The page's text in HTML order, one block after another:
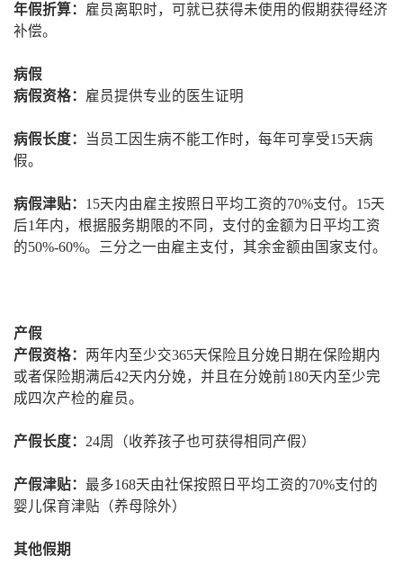
年假折算： 雇员离职时，可就已获得未使用的假期获得经济
补偿。
病假
病假资格： 雇员提供专业的医生证明
病假长度：
当员工因生病不能工作时，每年可享受15天病
假。
病假津贴： 15天内由雇主按照日平均工资的70%支付。15天
后1年内，根据服务期限的不同，支付的金额为日平均工资
的50%-60%。三分之一由雇主支付，其余金额由国家支付。
产假
产假资格： 两年内至少交365天保险且分娩日期在保险期内
或者保险期满后42天内分娩，并且在分娩前180天内至少完
成四次产检的雇员。
产假长度： 24周（收养孩子也可获得相同产假）
产假津贴： 最多168天由社保按照日平均工资的70%支付的
婴儿保育津贴（养母除外）
其他假期